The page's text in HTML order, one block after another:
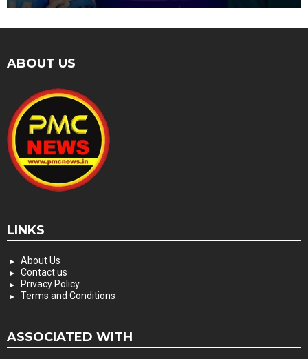
ABOUT US
LINKS
About Us
Contact us
Privacy Policy
Terms and Conditions
ASSOCIATED WITH